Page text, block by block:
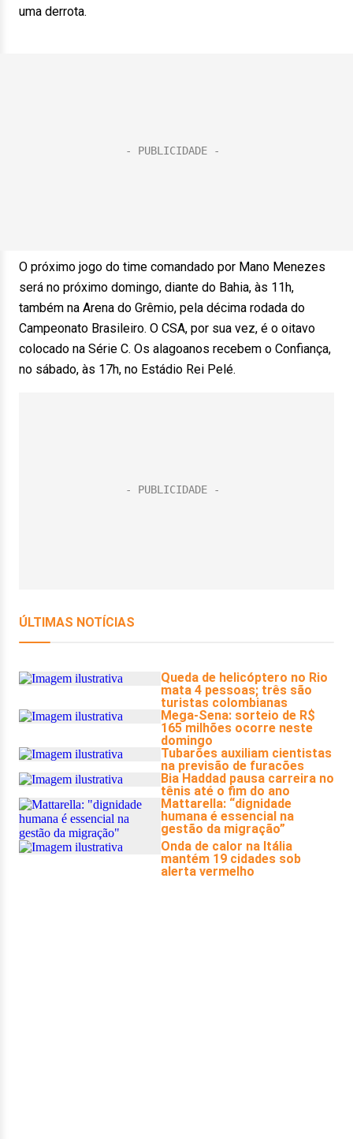
uma derrota.
O próximo jogo do time comandado por Mano Menezes
será no próximo domingo, diante do Bahia, às 11h,
também na Arena do Grêmio, pela décima rodada do
Campeonato Brasileiro. O CSA, por sua vez, é o oitavo
colocado na Série C. Os alagoanos recebem o Confiança,
no sábado, às 17h, no Estádio Rei Pelé.